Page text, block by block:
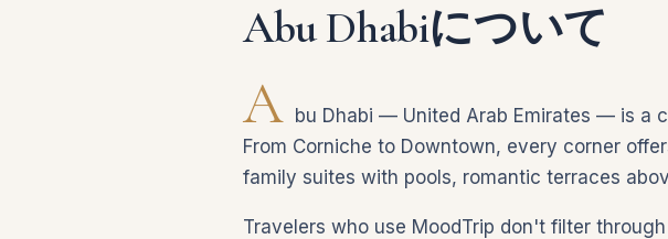
Abu Dhabiについて
A bu Dhabi — United Arab Emirates — is a
From Corniche to Downtown, every corner
family suites with pools, romantic terraces
Travelers who use MoodTrip don't filter